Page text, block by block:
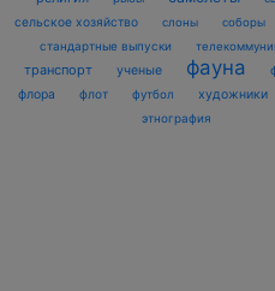
сельское хозяйство слоны соборы
стандартные выпуски
транспорт ученые фауна
флора флот футбол художники
этнография